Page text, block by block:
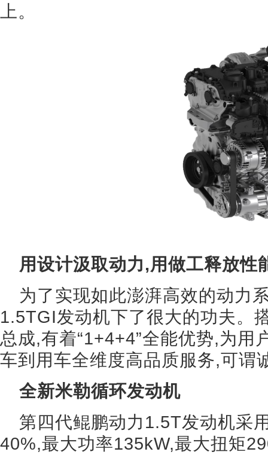
上。
用设计汲取动力,用做工释放性
为了实现如此澎湃高效的动力
1.5TGI发动机下了很大的功夫。
总成,有着“1+4+4”全能优势,为用
车到用车全维度高品质服务,可谓
全新米勒循环发动机
第四代鲲鹏动力1.5T发动机采
40%,最大功率135kW,最大扭矩